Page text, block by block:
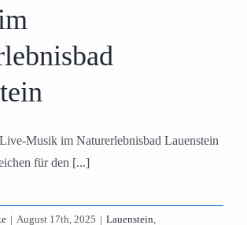
Musik im Naturerlebnisbad Lauenstein
für den [...]
| August 17th, 2025 | Lauenstein,